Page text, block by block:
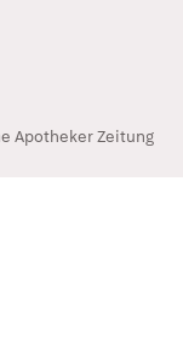
Apotheker Zeitung